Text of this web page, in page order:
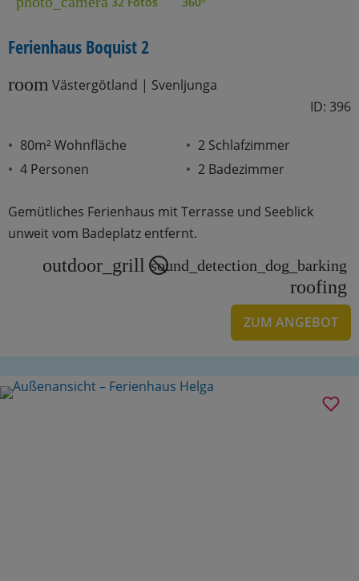
Ferienhaus Boquist 2
room Västergötland | Svenljunga
ID: 396
80m² Wohnfläche
4 Personen
2 Schlafzimmer
2 Badezimmer
Gemütliches Ferienhaus mit Terrasse und Seeblick
unweit vom Badeplatz entfernt.
outdoor_grill sound_detection_dog_barking
roofing
ZUM ANGEBOT